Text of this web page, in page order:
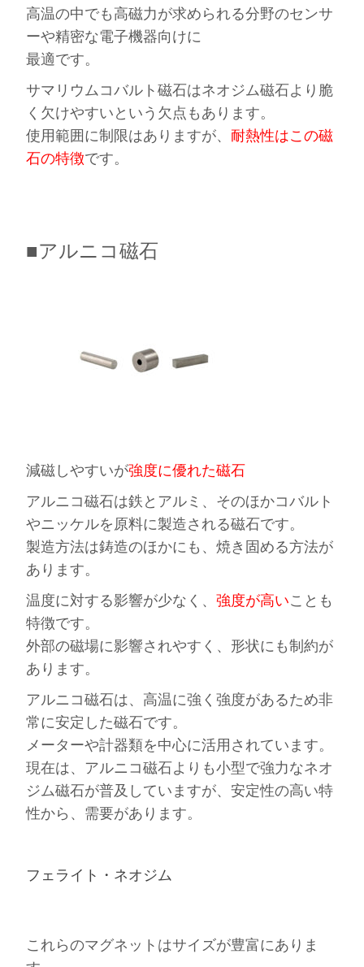
高温の中でも高磁力が求められる分野のセンサ
ーや精密な電子機器向けに
最適です。
サマリウムコバルト磁石はネオジム磁石より脆
く欠けやすいという欠点もあります。
使用範囲に制限はありますが、 耐熱性はこの磁
石の特徴です。
■アルニコ磁石
減磁しやすいが強度に優れた磁石
アルニコ磁石は鉄とアルミ、そのほかコバルト
やニッケルを原料に製造される磁石です。
製造方法は鋳造のほかにも、焼き固める方法が
あります。
温度に対する影響が少なく、 強度が高いことも
特徴です。
外部の磁場に影響されやすく、形状にも制約が
あります。
アルニコ磁石は、高温に強く強度があるため非
常に安定した磁石です。
メーターや計器類を中心に活用されています。
現在は、アルニコ磁石よりも小型で強力なネオ
ジム磁石が普及していますが、安定性の高い特
性から、需要があります。
フェライト・ネオジム
これらのマグネットはサイズが豊富にありま